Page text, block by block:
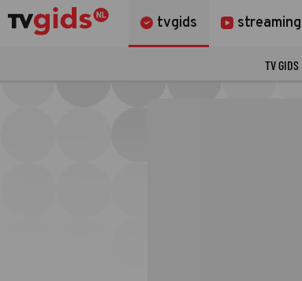
tvgids streaming
TV GIDS